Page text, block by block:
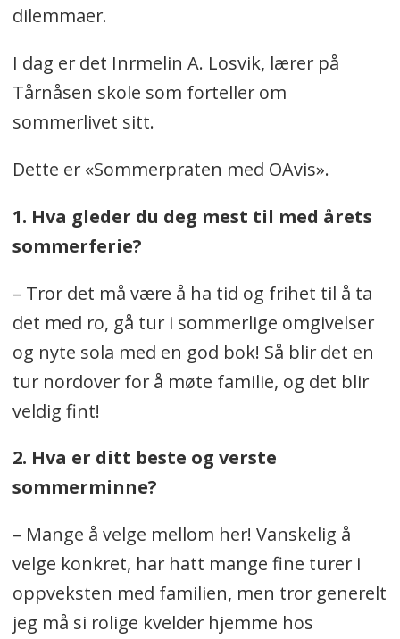
dilemmaer.
I dag er det Inrmelin A. Losvik, lærer på
Tårnåsen skole som forteller om
sommerlivet sitt.
Dette er «Sommerpraten med OAvis».
1. Hva gleder du deg mest til med årets
sommerferie?
– Tror det må være å ha tid og frihet til å ta
det med ro, gå tur i sommerlige omgivelser
og nyte sola med en god bok! Så blir det en
tur nordover for å møte familie, og det blir
veldig fint!
2. Hva er ditt beste og verste
sommerminne?
– Mange å velge mellom her! Vanskelig å
velge konkret, har hatt mange fine turer i
oppveksten med familien, men tror generelt
jeg må si rolige kvelder hjemme hos